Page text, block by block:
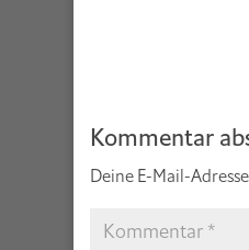
Kommentar
Deine E-Mail-